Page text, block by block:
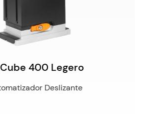
400 Legero
Deslizante